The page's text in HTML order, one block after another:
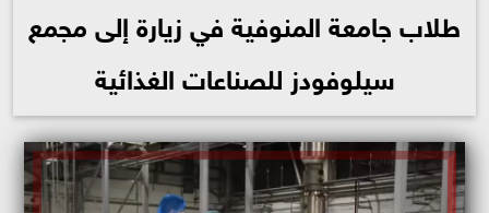
طلاب جامعة المنوفية في زيارة إلى مجمع
سيلوفودز للصناعات الغذائية